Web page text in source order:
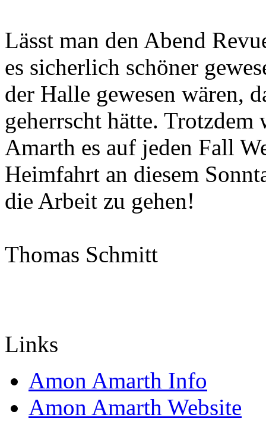
Lässt man den Abend
es sicherlich schöner
der Halle gewesen wären,
geherrscht hätte.
Amarth es auf jeden Fall
Heimfahrt an diesem
die Arbeit zu gehen!
Thomas Schmitt
Links
Amon Amarth Info
Amon Amarth Website